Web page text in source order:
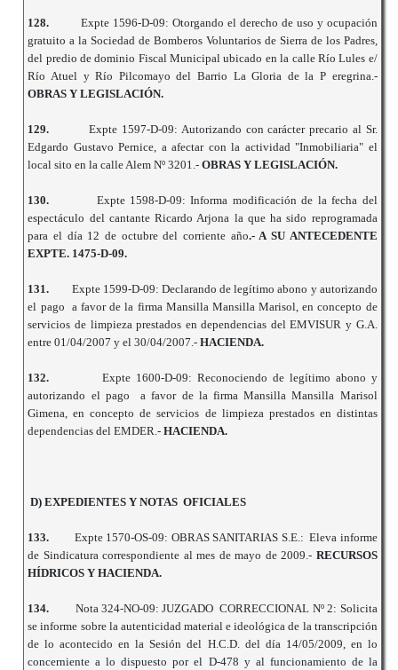
128.
Expte 1596-D-09: Otorgando el derecho de uso y ocupación
gratuito a la Sociedad de Bomberos Voluntarios de Sierra de los Padres,
del predio de dominio Fiscal Municipal ubicado en la calle Río Lules e/
Río Atuel y Río Pilcomayo del Barrio La Gloria de la P eregrina.-
OBRAS Y LEGISLACIÓN.
129.
Expte 1597-D-09: Autorizando con carácter precario al Sr.
Edgardo Gustavo Pernice, a afectar con la actividad "Inmobiliaria" el
local sito en la calle Alem Nº 3201.-OBRAS Y LEGISLACIÓN.
130.
Expte 1598-D-09: Informa modificación de la fecha del
espectáculo del cantante Ricardo Arjona la que ha sido reprogramada
para el día 12 de octubre del corriente año.- A SU ANTECEDENTE
EXPTE. 1475-D-09.
131.
Expte 1599-D-09: Declarando de legítimo abono y autorizando
el pago a favor de la firma Mansilla Mansilla Marisol, en concepto de
servicios de limpieza prestados en dependencias del EMVISUR y G.A.
entre 01/04/2007 y el 30/04/2007.-HACIENDA.
132.
Expte 1600-D-09: Reconociendo de legítimo abono y
autorizando el pago a favor de la firma Mansilla Mansilla Marisol
Gimena, en concepto de servicios de limpieza prestados en distintas
dependencias del EMDER.-HACIENDA.
D) EXPEDIENTES Y NOTAS OFICIALES
133.
Expte 1570-OS-09: OBRAS SANITARIAS S.E.: Eleva informe
de Sindicatura correspondiente al mes de mayo de 2009.- RECURSOS
HÍDRICOS Y HACIENDA.
134.
Nota 324-NO-09: JUZGADO CORRECCIONAL Nº 2: Solicita
se informe sobre la autenticidad material e ideológica de la transcripción
de lo acontecido en la Sesión del H.C.D. del día 14/05/2009, en lo
concerniente a lo dispuesto por el D-478 y al funcionamiento de la